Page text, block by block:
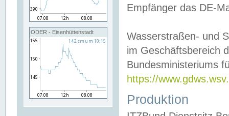
ODER - Eisenhüttenstadt
Empfänger das DE-
Wasserstraßen- und
im Geschäftsbereich
Bundesministeriums
https://
Produktion